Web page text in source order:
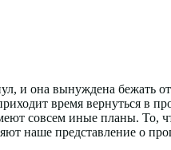
и она вынуждена бежать
время вернуться в
совсем иные планы. То,
наше представление о